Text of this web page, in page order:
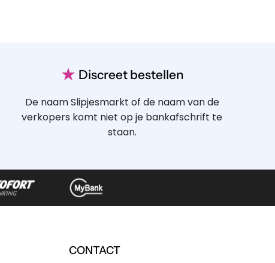
★ Discreet bestellen
De naam Slipjesmarkt of de naam van de
verkopers komt niet op je bankafschrift te
staan.
CONTACT